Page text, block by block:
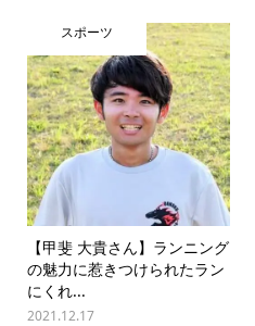
スポーツ
【甲斐 大貴さん】ランニング
の魅力に惹きつけられたラン
にくれ...
2021.12.17